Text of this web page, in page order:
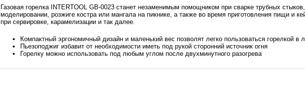
Газовая горелка INTERTOOL GB-0023 станет незаменимым помощником при сварке трубных
моделировании, розжиге костра или мангала на пикнике, а также во время приготовления пищи и
при сервировке, карамелизации и так далее.
Компактный эргономичный дизайн и маленький вес позволят легко пользоваться горелкой в
Пьезоподжиг избавит от необходимости иметь под рукой сторонний источник огня
Горелку можно использовать под любым углом после двухминутного разогрева